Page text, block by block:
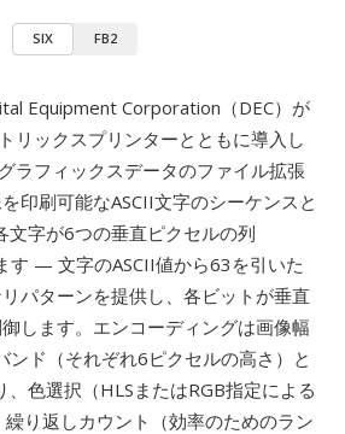
SIX FB2
Equipment Corporation（DEC）が
リックスプリンターとともに導入し
グラフィックスデータのファイル拡張
印刷可能なASCII文字のシーケンスと
文字が6つの垂直ピクセルの列
す — 文字のASCII値から63を引いた
パターンを提供し、各ビットが垂直
します。エンコーディングは画像幅
ンド（それぞれ6ピクセルの高さ）と
、色選択（HLSまたはRGB指定による
り返しカウント（効率のためのラン